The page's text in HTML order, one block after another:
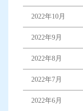
2022年10月
2022年9月
2022年8月
2022年7月
2022年6月